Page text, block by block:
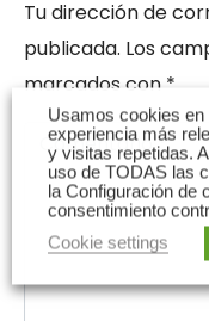
Tu dirección de
publicada. Los
marcados con *
n
Usamos cookies en
experiencia más
y visitas repetidas.
uso de TODAS las
la Configuración de
consentimiento
Cookie settings